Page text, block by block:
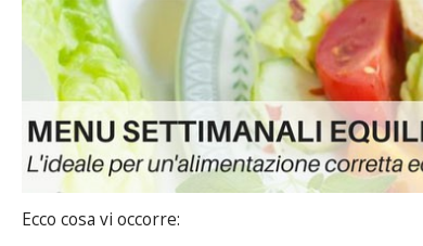
Ecco cosa vi occorre: